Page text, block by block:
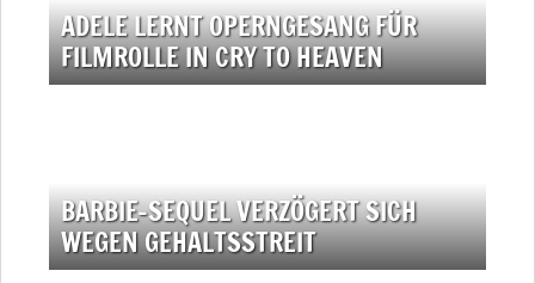
ADELE LERNT OPERNGESANG FÜR
FILMROLLE IN CRY TO HEAVEN
BARBIE-SEQUEL VERZÖGERT SICH
WEGEN GEHALTSSTREIT